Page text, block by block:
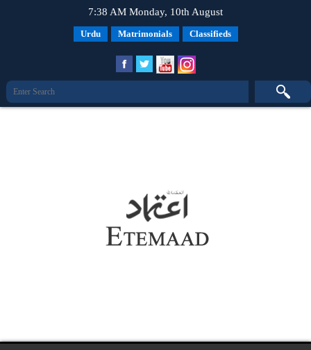
7:38 AM Monday, 10th August
Urdu Matrimonials Classifieds